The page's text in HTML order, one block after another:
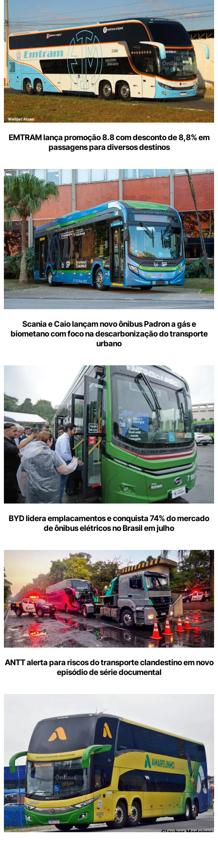
EMTRAM lança promoção 8.8 com desconto de 8,8% em
passagens para diversos destinos
Scania e Caio lançam novo ônibus Padron a gás e
biometano com foco na descarbonização do transporte
urbano
BYD lidera emplacamentos e conquista 74% do mercado
de ônibus elétricos no Brasil em julho
ANTT alerta para riscos do transporte clandestino em novo
episódio de série documental
o
seu
e-
mail